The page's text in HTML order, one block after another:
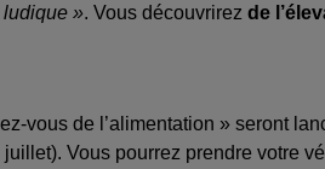
ludique ». Vous découvrirez de
vous de l’alimentation » seront
Vous pourrez prendre votre